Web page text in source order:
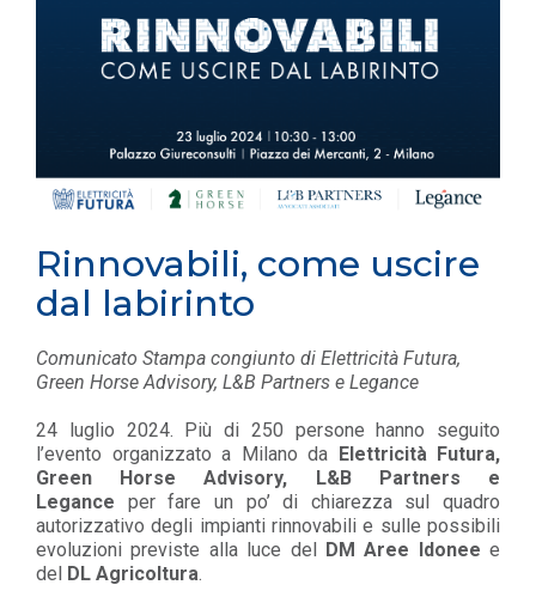
Rinnovabili, come uscire
dal labirinto
Comunicato Stampa congiunto di Elettricità Futura,
Green Horse Advisory, L&B Partners e Legance
24 luglio 2024. Più di 250 persone hanno seguito
l’evento organizzato a Milano da
Elettricità Futura,
Green Horse Advisory, L&B Partners e
Legance
per fare un po’ di chiarezza sul quadro
autorizzativo degli impianti rinnovabili e sulle possibili
evoluzioni previste alla luce del
DM Aree Idonee e
del
DL Agricoltura.